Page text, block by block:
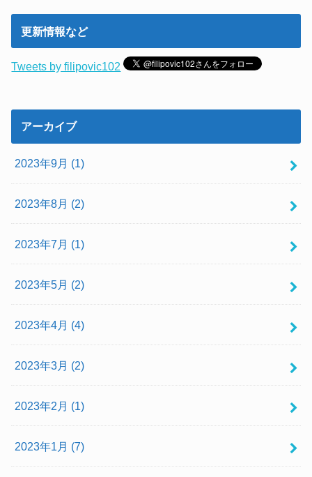
更新情報など
Tweets by filipovic102
アーカイブ
2023年9月 (1)
2023年8月 (2)
2023年7月 (1)
2023年5月 (2)
2023年4月 (4)
2023年3月 (2)
2023年2月 (1)
2023年1月 (7)